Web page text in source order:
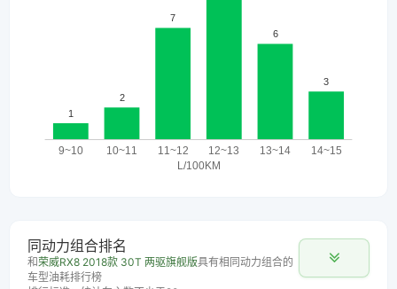
同动力组合排名
和荣威RX8 2018款 30T 两驱旗舰版具有相同动力组合的
车型油耗排行榜